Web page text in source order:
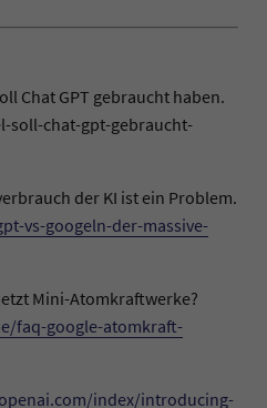
Chat GPT gebraucht haben.
soll-chat-gpt-gebraucht-
der KI ist ein Problem.
vs-googeln-der-massive-
Mini-Atomkraftwerke?
faq-google-atomkraft-
index/introducing-